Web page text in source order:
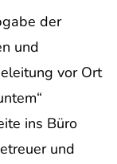
der
und
vor Ort
ins Büro
und